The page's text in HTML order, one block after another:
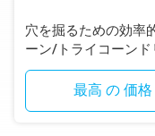
穴を掘るための効率
ーン/トライコーン
最高 の 価